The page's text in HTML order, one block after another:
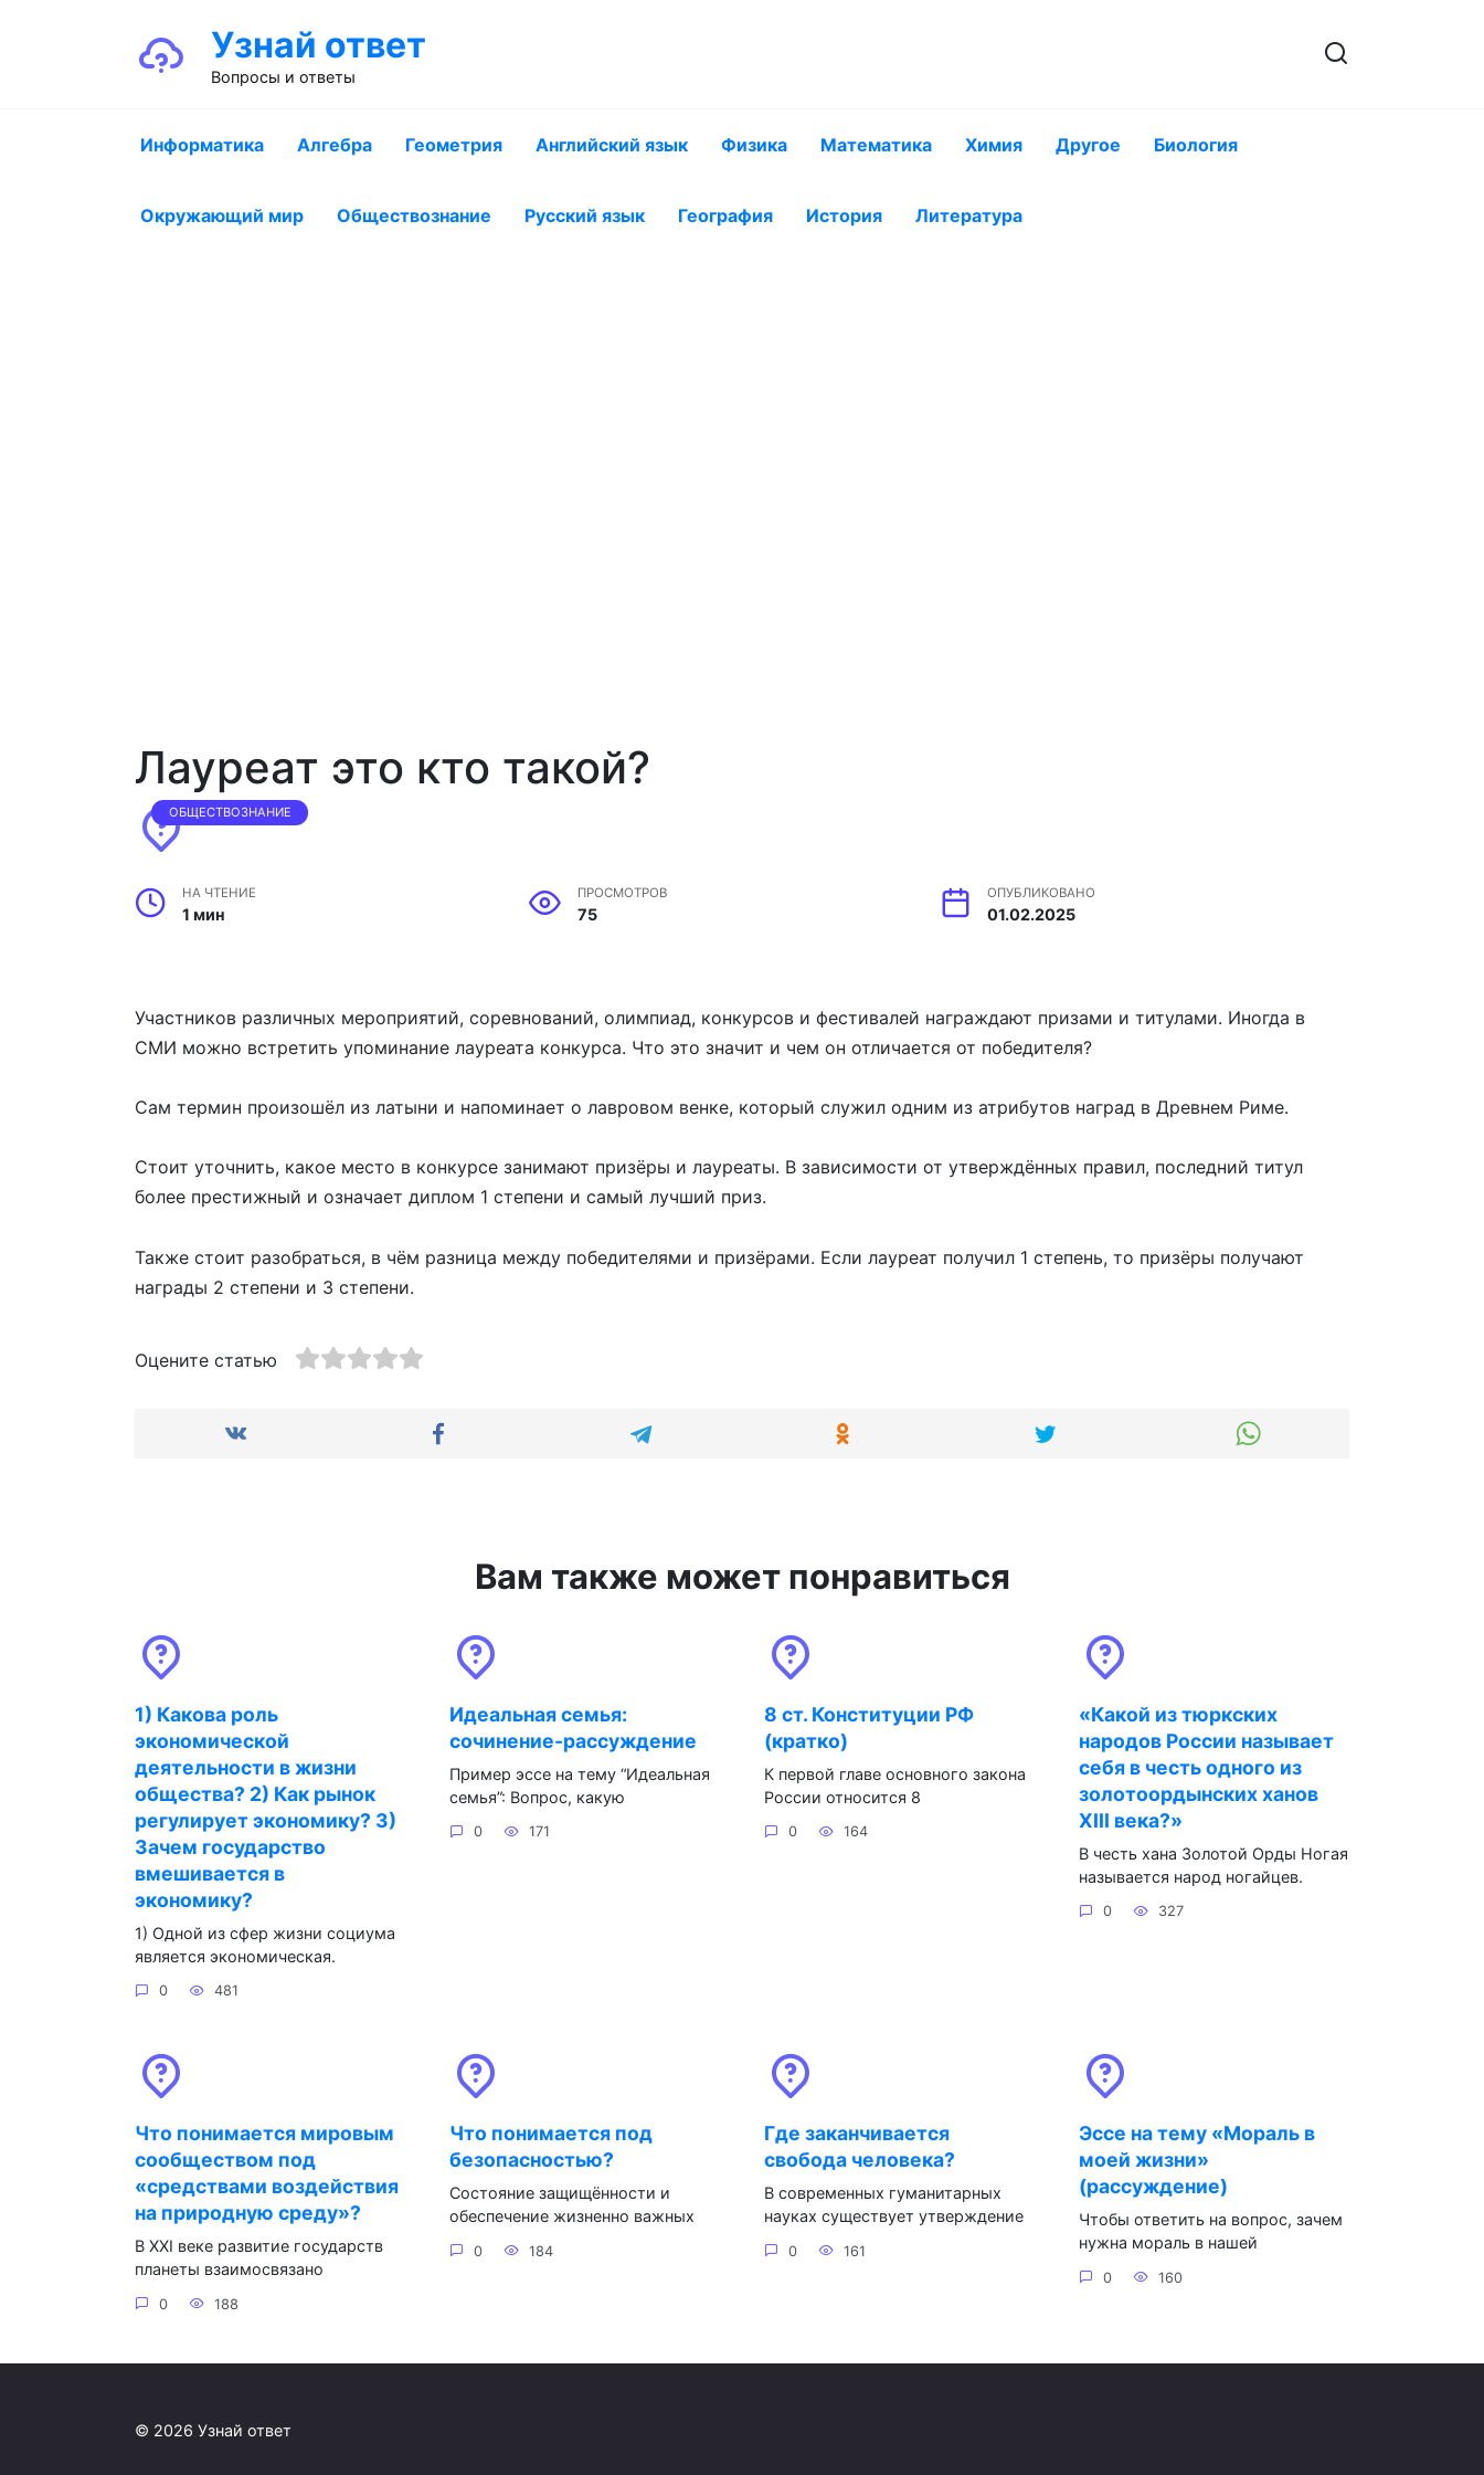
Узнай ответ
Вопросы и ответы
Информатика Алгебра Геометрия Английский язык Физика Математика Химия Другое Биология
Окружающий мир Обществознание Русский язык География История Литература
Лауреат это кто такой?
ОБЩЕСТВОЗНАНИЕ
НА ЧТЕНИЕ
1 мин
ПРОСМОТРОВ
75
ОПУБЛИКОВАНО
01.02.2025
Участников различных мероприятий, соревнований, олимпиад, конкурсов и фестивалей награждают призами и титулами. Иногда в
СМИ можно встретить упоминание лауреата конкурса. Что это значит и чем он отличается от победителя?
Сам термин произошёл из латыни и напоминает о лавровом венке, который служил одним из атрибутов наград в Древнем Риме.
Стоит уточнить, какое место в конкурсе занимают призёры и лауреаты. В зависимости от утверждённых правил, последний титул
более престижный и означает диплом 1 степени и самый лучший приз.
Также стоит разобраться, в чём разница между победителями и призёрами. Если лауреат получил 1 степень, то призёры получают
награды 2 степени и 3 степени.
Оцените статью
Вам также может понравиться
1) Какова роль
экономической
деятельности в жизни
общества? 2) Как рынок
регулирует экономику? 3)
Зачем государство
вмешивается в
экономику?
1) Одной из сфер жизни социума
является экономическая.
0 481
Идеальная семья:
сочинение-рассуждение
Пример эссе на тему “Идеальная
семья”: Вопрос, какую
0 171
8 ст. Конституции РФ
(кратко)
К первой главе основного закона
России относится 8
0 164
«Какой из тюркских
народов России называет
себя в честь одного из
золотоордынских ханов
XIII века?»
В честь хана Золотой Орды Ногая
называется народ ногайцев.
0 327
Что понимается мировым
сообществом под
«средствами воздействия
на природную среду»?
В XXI веке развитие государств
планеты взаимосвязано
0 188
Что понимается под
безопасностью?
Состояние защищённости и
обеспечение жизненно важных
0 184
Где заканчивается
свобода человека?
В современных гуманитарных
науках существует утверждение
0 161
Эссе на тему «Мораль в
моей жизни»
(рассуждение)
Чтобы ответить на вопрос, зачем
нужна мораль в нашей
0 160
© 2026 Узнай ответ